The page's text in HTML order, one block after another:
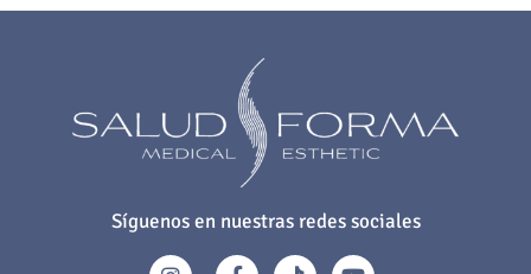
Síguenos en nuestras redes sociales